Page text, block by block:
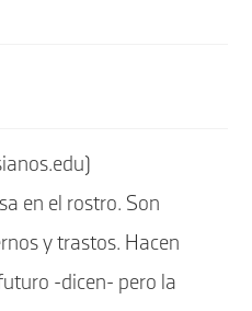
en el rostro. Son
y trastos. Hacen
-dicen- pero la